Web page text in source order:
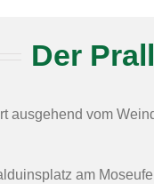
Der
ausgehend vom
am